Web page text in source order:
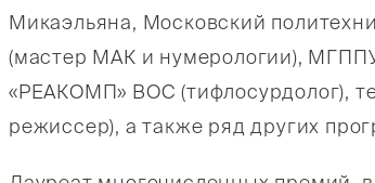
Микаэльяна, Московский
(мастер МАК и нумерологии),
«РЕАКОМП» ВОС (тифлосурдолог),
режиссер), а также ряд других